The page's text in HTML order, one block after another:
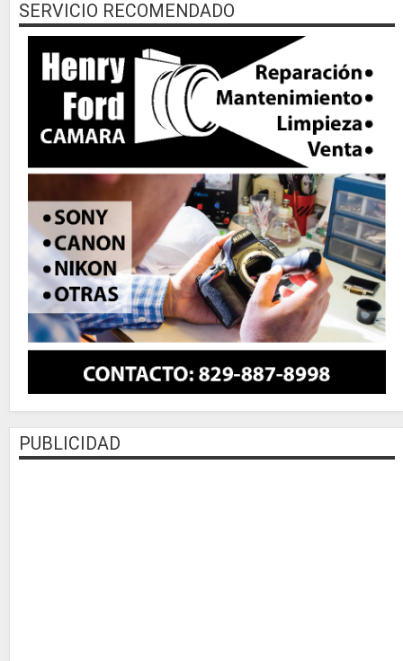
SERVICIO RECOMENDADO
PUBLICIDAD